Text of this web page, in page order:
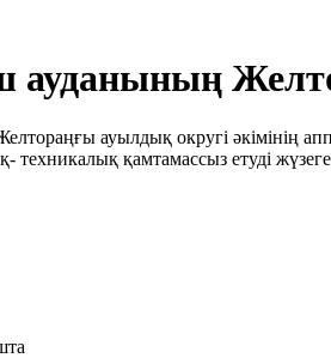
ауданының
ауылдық округі әкімінің
техникалық қамтамассыз етуді